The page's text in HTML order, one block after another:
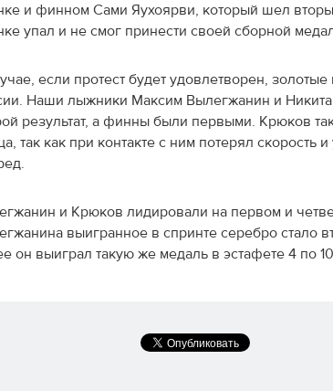
и финном Сами Яухоярви, который шел
упал и не смог принести своей сборной
если протест будет удовлетворен,
Наши лыжники Максим Вылегжанин и
результат, а финны были первыми. Крюков
так как при контакте с ним потерял скорость
и Крюков лидировали на первом и
выигранное в спринте серебро стало
он выиграл такую же медаль в эстафете 4 по